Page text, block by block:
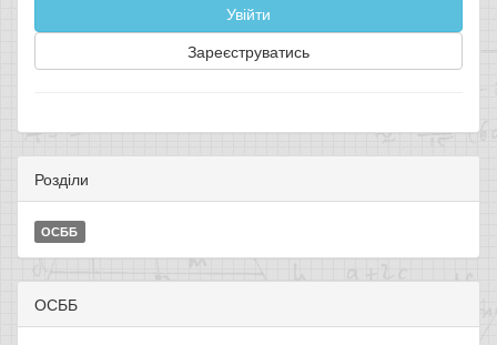
Увійти
Зареєструватись
Розділи
ОСББ
ОСББ